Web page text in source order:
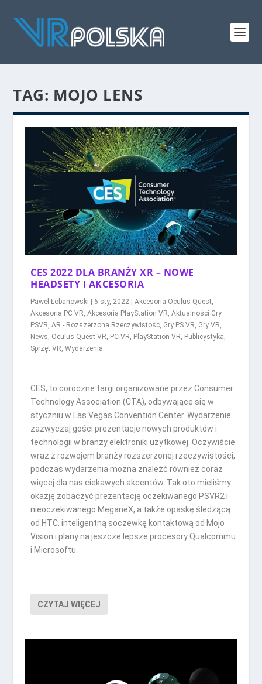
TAG: MOJO LENS
CES 2022 DLA BRANŻY XR – NOWE
HEADSETY I AKCESORIA
Paweł Łobanowski | 6 sty, 2022 |Akcesoria Oculus Quest
Akcesoria PC VR ,Akcesoria PlayStation VR ,Aktualności Gry
PSVR ,AR - Rozszerzona Rzeczywistość Gry PS VR Gry VR
News Oculus Quest VR PC VR PlayStation VR Publicystyka
Sprzęt VR ,Wydarzenia
CES, to coroczne targi organizowane przez Consumer
Technology Association (CTA), odbywające się w
styczniu w Las Vegas Convention Center. Wydarzenie
zazwyczaj gości prezentacje nowych produktów i
technologii w branży elektroniki użytkowej. Oczywiście
wraz z rozwojem branży rozszerzonej rzeczywistości,
podczas wydarzenia można znaleźć również coraz
więcej dla nas ciekawych akcentów. Tak oto mieliśmy
okazję zobaczyć prezentację oczekiwanego PSVR2 i
nieoczekiwanego MeganeX, a także opaskę śledzącą
od HTC, inteligentną soczewkę kontaktową od Mojo
Vision i plany na jeszcze lepsze procesory Qualcommu
i Microsoftu.
CZYTAJ WIĘCEJ